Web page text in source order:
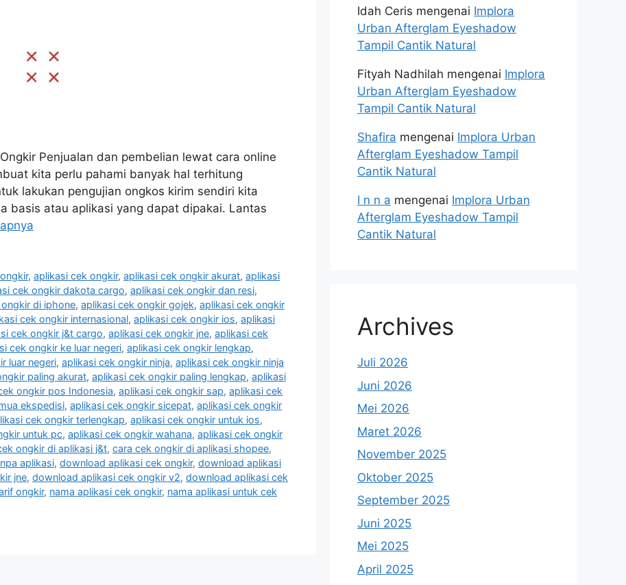
Penjualan dan pembelian lewat cara online
kita perlu pahami banyak hal terhitung
lakukan pengujian ongkos kirim sendiri kita
basis atau aplikasi yang dapat dipakai. Lantas
,aplikasi cek ongkir,aplikasi cek ongkir akurat,aplikasi
cek ongkir dakota cargo, aplikasi cek ongkir dan resi,
di iphone, aplikasi cek ongkir gojek, aplikasi cek ongkir
cek ongkir internasional, aplikasi cek ongkir ios, aplikasi
cek ongkir j&t cargo, aplikasi cek ongkir jne, aplikasi cek
cek ongkir ke luar negeri, aplikasi cek ongkir lengkap,
luar negeri, aplikasi cek ongkir ninja, aplikasi cek ongkir ninja
paling akurat, aplikasi cek ongkir paling lengkap, aplikasi
ongkir pos Indonesia, aplikasi cek ongkir sap, aplikasi cek
ekspedisi, aplikasi cek ongkir sicepat, aplikasi cek ongkir
cek ongkir terlengkap, aplikasi cek ongkir untuk ios,
untuk pc, aplikasi cek ongkir wahana, aplikasi cek ongkir
ongkir di aplikasi j&t, cara cek ongkir di aplikasi shopee,
aplikasi, download aplikasi cek ongkir, download aplikasi
jne, download aplikasi cek ongkir v2, download aplikasi cek
ongkir, nama aplikasi cek ongkir, nama aplikasi untuk cek
Idah Ceris mengenai Implora
Urban Afterglam Eyeshadow
Tampil Cantik Natural
Fityah Nadhilah mengenai Implora
Urban Afterglam Eyeshadow
Tampil Cantik Natural
Shafira mengenai Implora Urban
Afterglam Eyeshadow Tampil
Cantik Natural
I n n a mengenai Implora Urban
Afterglam Eyeshadow Tampil
Cantik Natural
Archives
Juli 2026
Juni 2026
Mei 2026
Maret 2026
November 2025
Oktober 2025
September 2025
Juni 2025
Mei 2025
April 2025